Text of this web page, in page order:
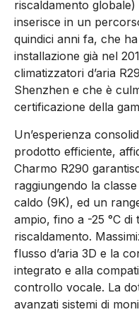
riscaldamento
inserisce in un
quindici anni fa, che
installazione già nel
climatizzatori d’aria
Shenzhen e che è
certificazione della
Un’esperienza
prodotto efficiente,
Charmo R290
raggiungendo la
caldo (9K), ed un
ampio, fino a -25 °C
riscaldamento.
flusso d’aria 3D e la
integrato e alla
controllo vocale. La
avanzati sistemi di